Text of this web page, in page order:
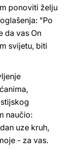
ponoviti želju
"Po
da vas On
svijetu, biti
naučio:
uze kruh,
- za vas.